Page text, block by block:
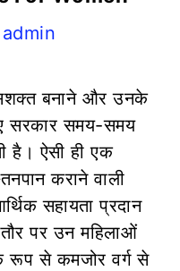
admin
बनाने और उनके
सरकार समय-समय
है। ऐसी ही एक
कराने वाली
सहायता प्रदान
पर उन महिलाओं
रूप से कमजोर वर्ग से